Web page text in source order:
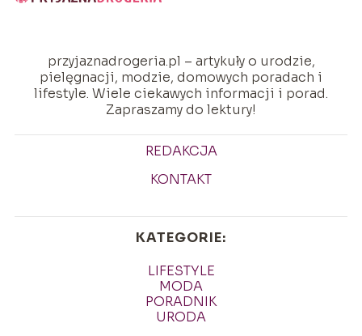
przyjaznadrogeria.pl – artykuły o urodzie,
pielęgnacji, modzie, domowych poradach i
lifestyle. Wiele ciekawych informacji i porad.
Zapraszamy do lektury!
REDAKCJA
KONTAKT
KATEGORIE:
LIFESTYLE
MODA
PORADNIK
URODA